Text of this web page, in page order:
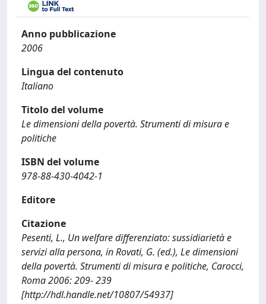
Anno pubblicazione
2006
Lingua del contenuto
Italiano
Titolo del volume
Le dimensioni della povertà. Strumenti di misura e
politiche
ISBN del volume
978-88-430-4042-1
Editore
Citazione
Pesenti, L., Un welfare differenziato: sussidiarietà e
servizi alla persona, in Rovati, G. (ed.), Le dimensioni
della povertà. Strumenti di misura e politiche, Carocci,
Roma 2006: 209- 239
[http://hdl.handle.net/10807/54937]